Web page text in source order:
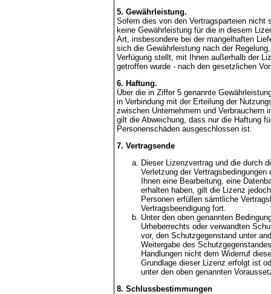
5. Gewährleistung.
Sofern dies von den Vertragsparteien nicht
keine Gewährleistung für die in diesem
Art, insbesondere bei der mangelhaften
sich die Gewährleistung nach der
Verfügung stellt, mit Ihnen außerhalb der
getroffen wurde - nach den gesetzlichen
6. Haftung.
Über die in Ziffer 5 genannte
in Verbindung mit der Erteilung der
zwischen Unternehmern und
gilt die Abweichung, dass nur die Haftung
Personenschäden ausgeschlossen ist.
7. Vertragsende
Dieser Lizenzvertrag und die durch
Verletzung der
Ihnen eine Bearbeitung, eine
erhalten haben, gilt die Lizenz
Personen erfüllen sämtliche
Vertragsbeendigung fort.
Unter den oben genannten
Urheberrechts oder verwandten
vor, den Schutzgegenstand unter
Weitergabe des
Handlungen nicht dem Widerruf
Grundlage dieser Lizenz erfolgt ist
unter den oben genannten
8. Schlussbestimmungen